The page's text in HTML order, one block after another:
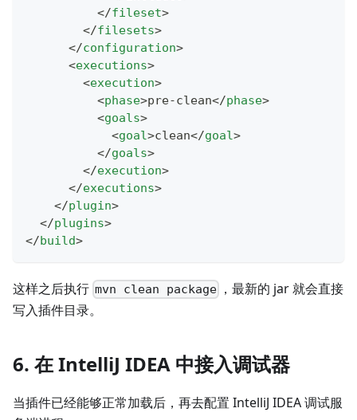
</fileset>
</filesets>
</configuration>
<executions>
<execution>
<phase>pre-clean</phase>
<goals>
<goal>clean</goal>
</goals>
</execution>
</executions>
</plugin>
</plugins>
</build>
这样之后执行 mvn clean package ，最新的 jar 就会直接
写入插件目录。
6. 在 IntelliJ IDEA 中接入调试器
当插件已经能够正常加载后，再去配置 IntelliJ IDEA 调试服